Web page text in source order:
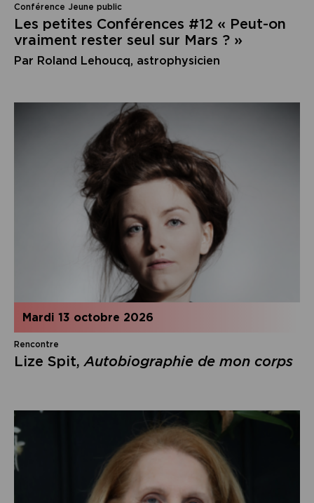
Conférence Jeune public
Les petites Conférences #12 « Peut-on
vraiment rester seul sur Mars ? »
Par Roland Lehoucq, astrophysicien
mardi 13 octobre 2026
Rencontre
Lize Spit, Autobiographie de mon corps